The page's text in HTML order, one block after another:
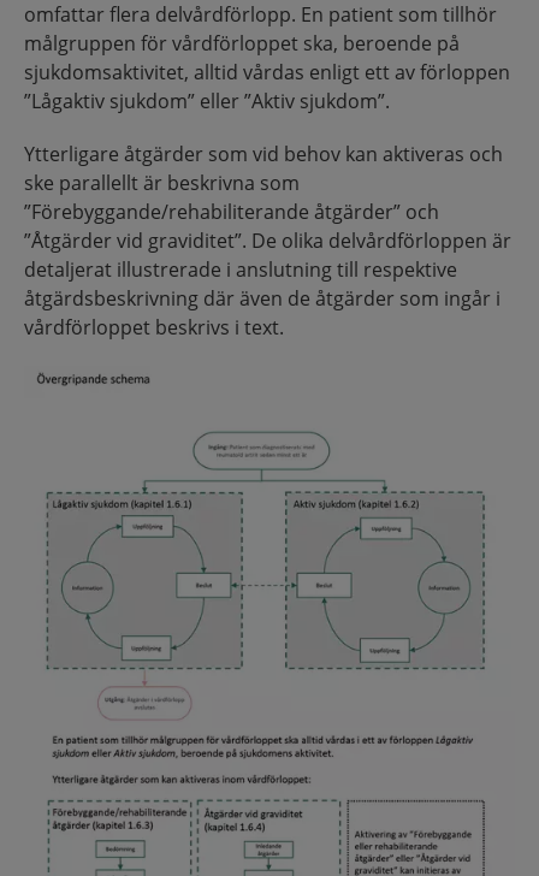
omfattar flera delvårdförlopp. En patient som tillhör
målgruppen för vårdförloppet ska, beroende på
sjukdomsaktivitet, alltid vårdas enligt ett av förloppen
”Lågaktiv sjukdom” eller ”Aktiv sjukdom”.
Ytterligare åtgärder som vid behov kan aktiveras och
ske parallellt är beskrivna som
”Förebyggande/rehabiliterande åtgärder” och
”Åtgärder vid graviditet”. De olika delvårdförloppen är
detaljerat illustrerade i anslutning till respektive
åtgärdsbeskrivning där även de åtgärder som ingår i
vårdförloppet beskrivs i text.